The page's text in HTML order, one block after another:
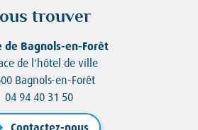
trouver
de Bagnols-en-Forêt
de l'hôtel de ville
Bagnols-en-Forêt
04 94 40 31 50
Contactez-nous